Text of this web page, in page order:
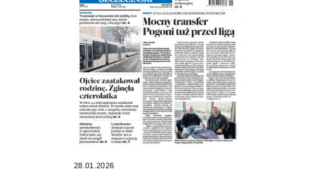
28.01.2026